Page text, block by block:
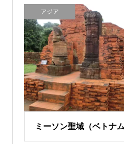
アジア
ミーソン聖域（ベトナム